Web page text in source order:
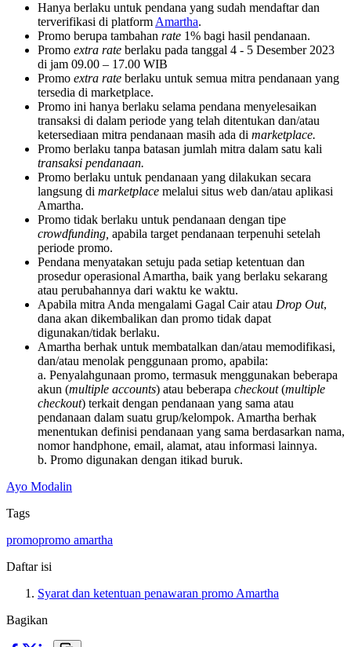
Hanya berlaku untuk pendana yang sudah mendaftar dan
terverifikasi di platform Amartha.
Promo berupa tambahan rate 1% bagi hasil pendanaan.
Promo extra rate berlaku pada tanggal 4 - 5 Desember 2023
di jam 09.00 – 17.00 WIB
Promo extra rate berlaku untuk semua mitra pendanaan yang
tersedia di marketplace.
Promo ini hanya berlaku selama pendana menyelesaikan
transaksi di dalam periode yang telah ditentukan dan/atau
ketersediaan mitra pendanaan masih ada di marketplace.
Promo berlaku tanpa batasan jumlah mitra dalam satu kali
transaksi pendanaan.
Promo berlaku untuk pendanaan yang dilakukan secara
langsung di marketplace melalui situs web dan/atau aplikasi
Amartha.
Promo tidak berlaku untuk pendanaan dengan tipe
crowdfunding, apabila target pendanaan terpenuhi setelah
periode promo.
Pendana menyatakan setuju pada setiap ketentuan dan
prosedur operasional Amartha, baik yang berlaku sekarang
atau perubahannya dari waktu ke waktu.
Apabila mitra Anda mengalami Gagal Cair atau Drop Out,
dana akan dikembalikan dan promo tidak dapat
digunakan/tidak berlaku.
Amartha berhak untuk membatalkan dan/atau memodifikasi,
dan/atau menolak penggunaan promo, apabila:
a. Penyalahgunaan promo, termasuk menggunakan beberapa
akun (multiple accounts) atau beberapa checkout(multiple
checkout) terkait dengan pendanaan yang sama atau
pendanaan dalam suatu grup/kelompok. Amartha berhak
menentukan definisi pendanaan yang sama berdasarkan nama,
nomor handphone, email, alamat, atau informasi lainnya.
b. Promo digunakan dengan itikad buruk.
Ayo Modalin
Tags
promopromo amartha
Daftar isi
Syarat dan ketentuan penawaran promo Amartha
Bagikan